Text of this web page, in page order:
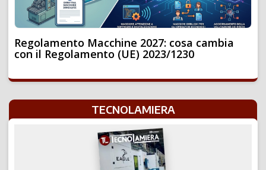
Regolamento Macchine 2027: cosa cambia
con il Regolamento (UE) 2023/1230
TECNOLAMIERA